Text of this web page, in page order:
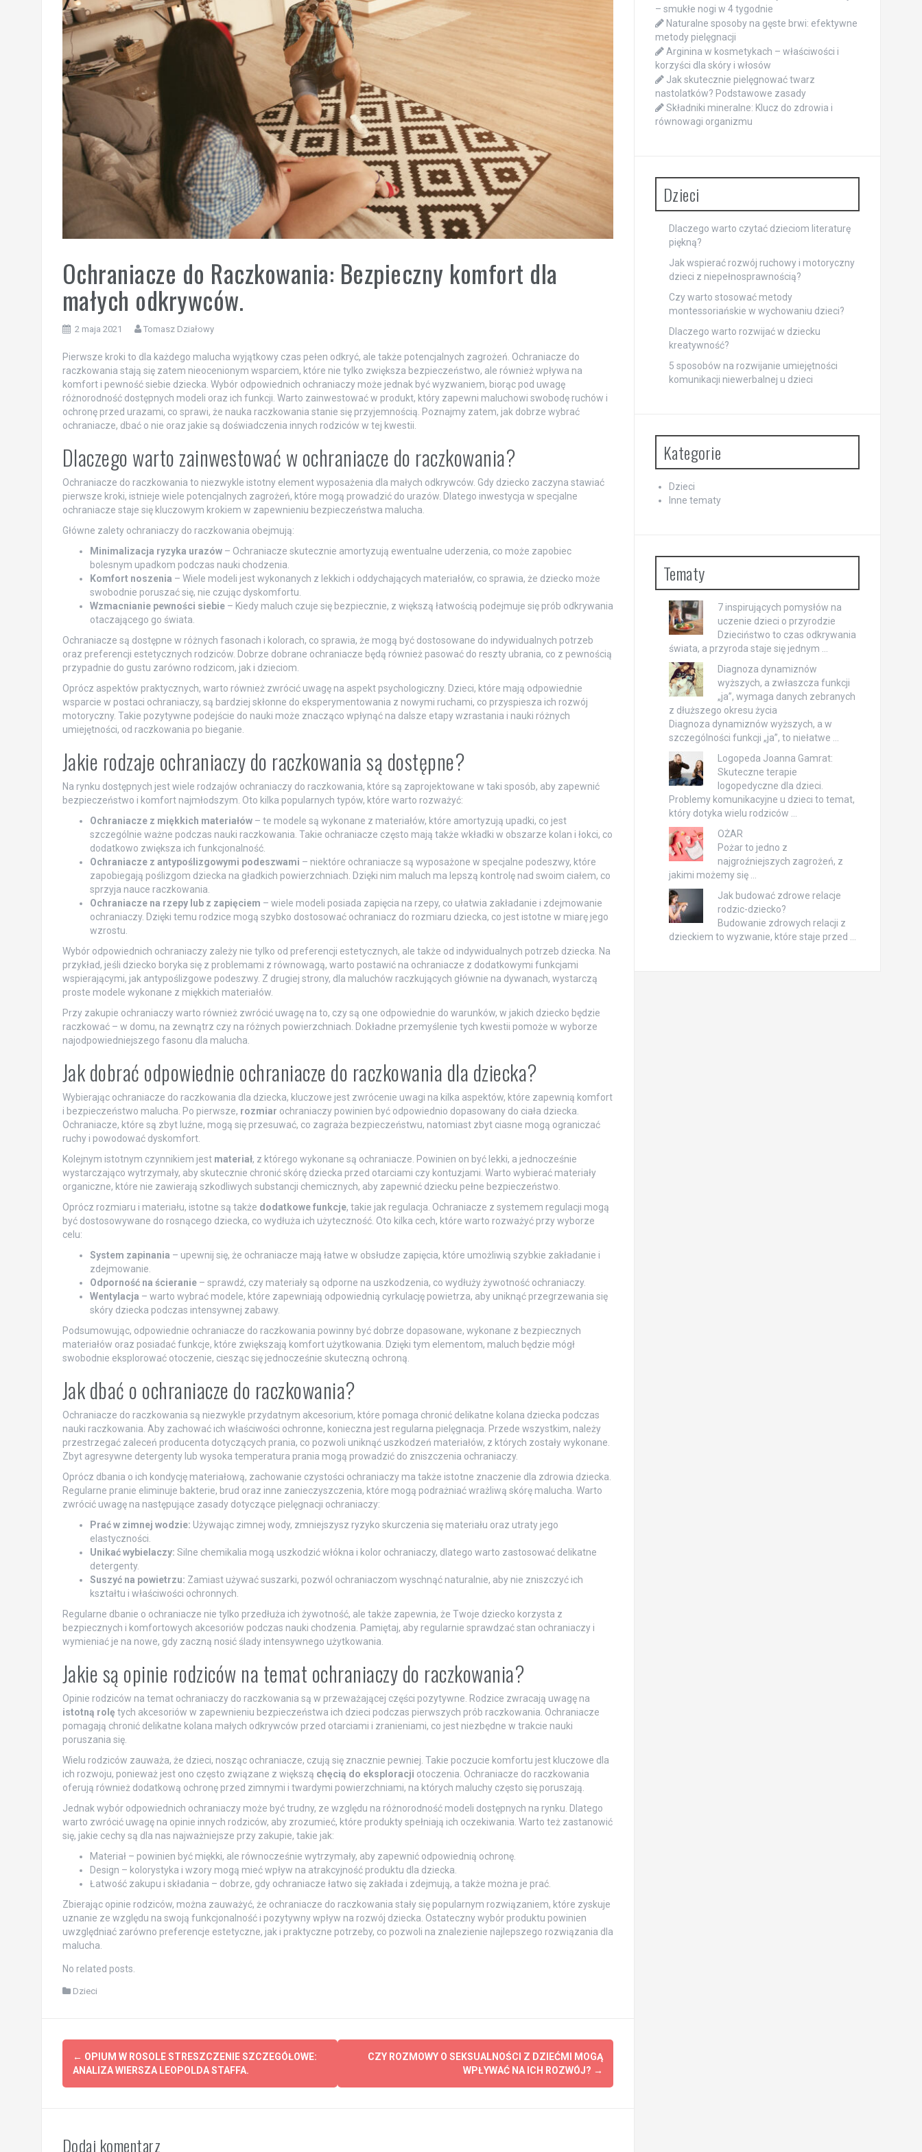
Ochraniacze do Raczkowania: Bezpieczny komfort dla
małych odkrywców.
2 maja 2021 Tomasz Działowy
Pierwsze kroki to dla każdego malucha wyjątkowy czas pełen odkryć, ale także potencjalnych zagrożeń. Ochraniacze do
raczkowania stają się zatem nieocenionym wsparciem, które nie tylko zwiększa bezpieczeństwo, ale również wpływa na
komfort i pewność siebie dziecka. Wybór odpowiednich ochraniaczy może jednak być wyzwaniem, biorąc pod uwagę
różnorodność dostępnych modeli oraz ich funkcji. Warto zainwestować w produkt, który zapewni maluchowi swobodę ruchów i
ochronę przed urazami, co sprawi, że nauka raczkowania stanie się przyjemnością. Poznajmy zatem, jak dobrze wybrać
ochraniacze, dbać o nie oraz jakie są doświadczenia innych rodziców w tej kwestii.
Dlaczego warto zainwestować w ochraniacze do raczkowania?
Ochraniacze do raczkowania to niezwykle istotny element wyposażenia dla małych odkrywców. Gdy dziecko zaczyna stawiać
pierwsze kroki, istnieje wiele potencjalnych zagrożeń, które mogą prowadzić do urazów. Dlatego inwestycja w specjalne
ochraniacze staje się kluczowym krokiem w zapewnieniu bezpieczeństwa malucha.
Główne zalety ochraniaczy do raczkowania obejmują:
Minimalizacja ryzyka urazów– Ochraniacze skutecznie amortyzują ewentualne uderzenia, co może zapobiec
bolesnym upadkom podczas nauki chodzenia.
Komfort noszenia – Wiele modeli jest wykonanych z lekkich i oddychających materiałów, co sprawia, że dziecko może
swobodnie poruszać się, nie czując dyskomfortu.
Wzmacnianie pewności siebie– Kiedy maluch czuje się bezpiecznie, z większą łatwością podejmuje się prób odkrywania
otaczającego go świata.
Ochraniacze są dostępne w różnych fasonach i kolorach, co sprawia, że mogą być dostosowane do indywidualnych potrzeb
oraz preferencji estetycznych rodziców. Dobrze dobrane ochraniacze będą również pasować do reszty ubrania, co z pewnością
przypadnie do gustu zarówno rodzicom, jak i dzieciom.
Oprócz aspektów praktycznych, warto również zwrócić uwagę na aspekt psychologiczny. Dzieci, które mają odpowiednie
wsparcie w postaci ochraniaczy, są bardziej skłonne do eksperymentowania z nowymi ruchami, co przyspiesza ich rozwój
motoryczny. Takie pozytywne podejście do nauki może znacząco wpłynąć na dalsze etapy wzrastania i nauki różnych
umiejętności, od raczkowania po bieganie.
Jakie rodzaje ochraniaczy do raczkowania są dostępne?
Na rynku dostępnych jest wiele rodzajów ochraniaczy do raczkowania, które są zaprojektowane w taki sposób, aby zapewnić
bezpieczeństwo i komfort najmłodszym. Oto kilka popularnych typów, które warto rozważyć:
Ochraniacze z miękkich materiałów– te modele są wykonane z materiałów, które amortyzują upadki, co jest
szczególnie ważne podczas nauki raczkowania. Takie ochraniacze często mają także wkładki w obszarze kolan i łokci, co
dodatkowo zwiększa ich funkcjonalność.
Ochraniacze z antypoślizgowymi podeszwami – niektóre ochraniacze są wyposażone w specjalne podeszwy, które
zapobiegają poślizgom dziecka na gładkich powierzchniach. Dzięki nim maluch ma lepszą kontrolę nad swoim ciałem, co
sprzyja nauce raczkowania.
Ochraniacze na rzepy lub z zapięciem – wiele modeli posiada zapięcia na rzepy, co ułatwia zakładanie i zdejmowanie
ochraniaczy. Dzięki temu rodzice mogą szybko dostosować ochraniacz do rozmiaru dziecka, co jest istotne w miarę jego
wzrostu.
Wybór odpowiednich ochraniaczy zależy nie tylko od preferencji estetycznych, ale także od indywidualnych potrzeb dziecka. Na
przykład, jeśli dziecko boryka się z problemami z równowagą, warto postawić na ochraniacze z dodatkowymi funkcjami
wspierającymi, jak antypoślizgowe podeszwy. Z drugiej strony, dla maluchów raczkujących głównie na dywanach, wystarczą
proste modele wykonane z miękkich materiałów.
Przy zakupie ochraniaczy warto również zwrócić uwagę na to, czy są one odpowiednie do warunków, w jakich dziecko będzie
raczkować – w domu, na zewnątrz czy na różnych powierzchniach. Dokładne przemyślenie tych kwestii pomoże w wyborze
najodpowiedniejszego fasonu dla malucha.
Jak dobrać odpowiednie ochraniacze do raczkowania dla dziecka?
Wybierając ochraniacze do raczkowania dla dziecka, kluczowe jest zwrócenie uwagi na kilka aspektów, które zapewnią komfort
i bezpieczeństwo malucha. Po pierwsze, rozmiar ochraniaczy powinien być odpowiednio dopasowany do ciała dziecka.
Ochraniacze, które są zbyt luźne, mogą się przesuwać, co zagraża bezpieczeństwu, natomiast zbyt ciasne mogą ograniczać
ruchy i powodować dyskomfort.
Kolejnym istotnym czynnikiem jest materiał, z którego wykonane są ochraniacze. Powinien on być lekki, a jednocześnie
wystarczająco wytrzymały, aby skutecznie chronić skórę dziecka przed otarciami czy kontuzjami. Warto wybierać materiały
organiczne, które nie zawierają szkodliwych substancji chemicznych, aby zapewnić dziecku pełne bezpieczeństwo.
Oprócz rozmiaru i materiału, istotne są także dodatkowe funkcje, takie jak regulacja. Ochraniacze z systemem regulacji mogą
być dostosowywane do rosnącego dziecka, co wydłuża ich użyteczność. Oto kilka cech, które warto rozważyć przy wyborze
celu:
System zapinania – upewnij się, że ochraniacze mają łatwe w obsłudze zapięcia, które umożliwią szybkie zakładanie i
zdejmowanie.
Odporność na ścieranie– sprawdź, czy materiały są odporne na uszkodzenia, co wydłuży żywotność ochraniaczy.
Wentylacja – warto wybrać modele, które zapewniają odpowiednią cyrkulację powietrza, aby uniknąć przegrzewania się
skóry dziecka podczas intensywnej zabawy.
Podsumowując, odpowiednie ochraniacze do raczkowania powinny być dobrze dopasowane, wykonane z bezpiecznych
materiałów oraz posiadać funkcje, które zwiększają komfort użytkowania. Dzięki tym elementom, maluch będzie mógł
swobodnie eksplorować otoczenie, ciesząc się jednocześnie skuteczną ochroną.
Jak dbać o ochraniacze do raczkowania?
Ochraniacze do raczkowania są niezwykle przydatnym akcesorium, które pomaga chronić delikatne kolana dziecka podczas
nauki raczkowania. Aby zachować ich właściwości ochronne, konieczna jest regularna pielęgnacja. Przede wszystkim, należy
przestrzegać zaleceń producenta dotyczących prania, co pozwoli uniknąć uszkodzeń materiałów, z których zostały wykonane.
Zbyt agresywne detergenty lub wysoka temperatura prania mogą prowadzić do zniszczenia ochraniaczy.
Oprócz dbania o ich kondycję materiałową, zachowanie czystości ochraniaczy ma także istotne znaczenie dla zdrowia dziecka.
Regularne pranie eliminuje bakterie, brud oraz inne zanieczyszczenia, które mogą podrażniać wrażliwą skórę malucha. Warto
zwrócić uwagę na następujące zasady dotyczące pielęgnacji ochraniaczy:
Prać w zimnej wodzie: Używając zimnej wody, zmniejszysz ryzyko skurczenia się materiału oraz utraty jego
elastyczności.
Unikać wybielaczy: Silne chemikalia mogą uszkodzić włókna i kolor ochraniaczy, dlatego warto zastosować delikatne
detergenty.
Suszyć na powietrzu: Zamiast używać suszarki, pozwól ochraniaczom wyschnąć naturalnie, aby nie zniszczyć ich
kształtu i właściwości ochronnych.
Regularne dbanie o ochraniacze nie tylko przedłuża ich żywotność, ale także zapewnia, że Twoje dziecko korzysta z
bezpiecznych i komfortowych akcesoriów podczas nauki chodzenia. Pamiętaj, aby regularnie sprawdzać stan ochraniaczy i
wymieniać je na nowe, gdy zaczną nosić ślady intensywnego użytkowania.
Jakie są opinie rodziców na temat ochraniaczy do raczkowania?
Opinie rodziców na temat ochraniaczy do raczkowania są w przeważającej części pozytywne. Rodzice zwracają uwagę na
istotną rolę tych akcesoriów w zapewnieniu bezpieczeństwa ich dzieci podczas pierwszych prób raczkowania. Ochraniacze
pomagają chronić delikatne kolana małych odkrywców przed otarciami i zranieniami, co jest niezbędne w trakcie nauki
poruszania się.
Wielu rodziców zauważa, że dzieci, nosząc ochraniacze, czują się znacznie pewniej. Takie poczucie komfortu jest kluczowe dla
ich rozwoju, ponieważ jest ono często związane z większą chęcią do eksploracji otoczenia. Ochraniacze do raczkowania
oferują również dodatkową ochronę przed zimnymi i twardymi powierzchniami, na których maluchy często się poruszają.
Jednak wybór odpowiednich ochraniaczy może być trudny, ze względu na różnorodność modeli dostępnych na rynku. Dlatego
warto zwrócić uwagę na opinie innych rodziców, aby zrozumieć, które produkty spełniają ich oczekiwania. Warto też zastanowić
się, jakie cechy są dla nas najważniejsze przy zakupie, takie jak:
Materiał – powinien być miękki, ale równocześnie wytrzymały, aby zapewnić odpowiednią ochronę.
Design – kolorystyka i wzory mogą mieć wpływ na atrakcyjność produktu dla dziecka.
Łatwość zakupu i składania – dobrze, gdy ochraniacze łatwo się zakłada i zdejmują, a także można je prać.
Zbierając opinie rodziców, można zauważyć, że ochraniacze do raczkowania stały się popularnym rozwiązaniem, które zyskuje
uznanie ze względu na swoją funkcjonalność i pozytywny wpływ na rozwój dziecka. Ostateczny wybór produktu powinien
uwzględniać zarówno preferencje estetyczne, jak i praktyczne potrzeby, co pozwoli na znalezienie najlepszego rozwiązania dla
malucha.
No related posts.
Dzieci
Post
navigation
← OPIUM W ROSOLE STRESZCZENIE SZCZEGÓŁOWE:
ANALIZA WIERSZA LEOPOLDA STAFFA.
CZY ROZMOWY O SEKSUALNOŚCI Z DZIEĆMI MOGĄ
WPŁYWAĆ NA ICH ROZWÓJ? →
Dodaj komentarz
– smukłe nogi w 4 tygodnie
Naturalne sposoby na gęste brwi: efektywne
metody pielęgnacji
Arginina w kosmetykach – właściwości i
korzyści dla skóry i włosów
Jak skutecznie pielęgnować twarz
nastolatków? Podstawowe zasady
Składniki mineralne: Klucz do zdrowia i
równowagi organizmu
Dzieci
Dlaczego warto czytać dzieciom literaturę
piękną?
Jak wspierać rozwój ruchowy i motoryczny
dzieci z niepełnosprawnością?
Czy warto stosować metody
montessoriańskie w wychowaniu dzieci?
Dlaczego warto rozwijać w dziecku
kreatywność?
5 sposobów na rozwijanie umiejętności
komunikacji niewerbalnej u dzieci
Kategorie
Dzieci
Inne tematy
Tematy
7 inspirujących pomysłów na
uczenie dzieci o przyrodzie
Dzieciństwo to czas odkrywania
świata, a przyroda staje się jednym …
Diagnoza dynamiznów
wyższych, a zwłaszcza funkcji
„ja”, wymaga danych zebranych
z dłuższego okresu życia
Diagnoza dynamiznów wyższych, a w
szczególności funkcji „ja”, to niełatwe …
Logopeda Joanna Gamrat:
Skuteczne terapie
logopedyczne dla dzieci.
Problemy komunikacyjne u dzieci to temat,
który dotyka wielu rodziców …
OŻAR
Pożar to jedno z
najgroźniejszych zagrożeń, z
jakimi możemy się …
Jak budować zdrowe relacje
rodzic-dziecko?
Budowanie zdrowych relacji z
dzieckiem to wyzwanie, które staje przed …